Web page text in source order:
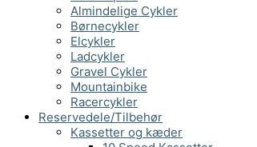
Almindelige Cykler
Børnecykler
Elcykler
Ladcykler
Gravel Cykler
Mountainbike
Racercykler
Reservedele/Tilbehør
Kassetter og kæder